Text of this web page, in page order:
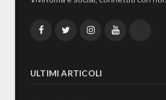
FacebookTwitterInstagramYouTube
ULTIMI ARTICOLI